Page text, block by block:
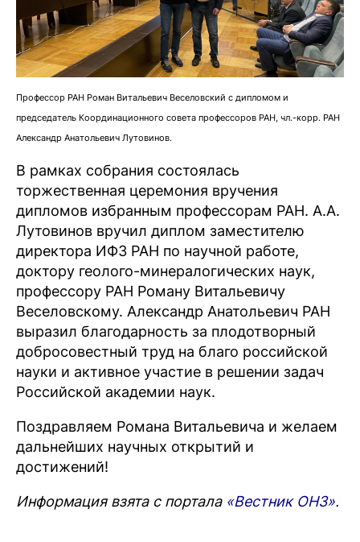
Профессор РАН Роман Витальевич Веселовский с дипломом и
председатель Координационного совета профессоров РАН, чл.-корр. РАН
Александр Анатольевич Лутовинов.
В рамках собрания состоялась
торжественная церемония вручения
дипломов избранным профессорам РАН. А.А.
Лутовинов вручил диплом заместителю
директора ИФЗ РАН по научной работе,
доктору геолого-минералогических наук,
профессору РАН Роману Витальевичу
Веселовскому. Александр Анатольевич РАН
выразил благодарность за плодотворный
добросовестный труд на благо российской
науки и активное участие в решении задач
Российской академии наук.
Поздравляем Романа Витальевича и желаем
дальнейших научных открытий и
достижений!
Информация взята с портала «Вестник ОНЗ».